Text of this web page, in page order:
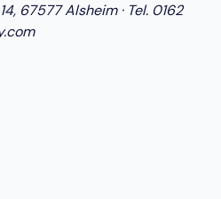
67577 Alsheim · Tel. 0162